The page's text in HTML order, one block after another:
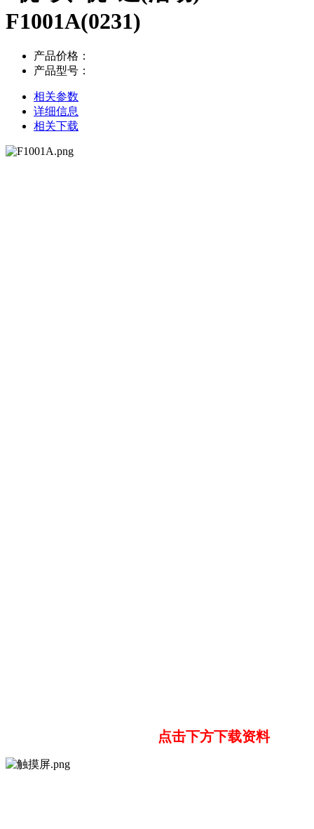
F1001A(0231)
产品价格：
产品型号：
相关参数
详细信息
相关下载
点击下方下载资料